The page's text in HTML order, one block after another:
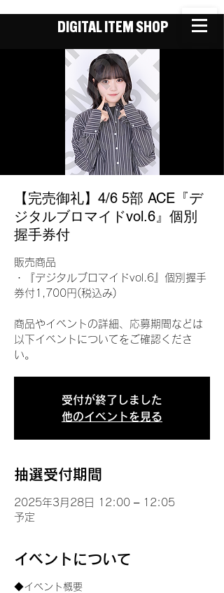
DIGITAL ITEM SHOP
【完売御礼】4/6 5部 ACE『デ
ジタルブロマイドvol.6』個別
握手券付
販売商品
・『デジタルブロマイドvol.6』個別握手
券付1,700円(税込み)
商品やイベントの詳細、応募期間などは
以下イベントについてをご確認くださ
い。
受付が終了しました
他のイベントを見る
抽選受付期間
2025年3月28日 12:00 – 12:05
予定
イベントについて
◆イベント概要